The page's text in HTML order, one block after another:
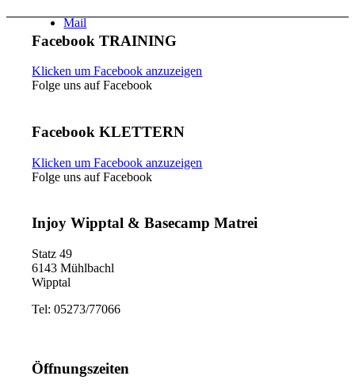
Mail
Facebook TRAINING
Klicken um Facebook anzuzeigen
Folge uns auf Facebook
Facebook KLETTERN
Klicken um Facebook anzuzeigen
Folge uns auf Facebook
Injoy Wipptal & Basecamp Matrei
Statz 49
6143 Mühlbachl
Wipptal
Tel: 05273/77066
Öffnungszeiten